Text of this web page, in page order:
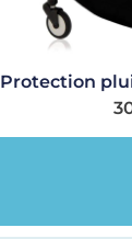
Protection